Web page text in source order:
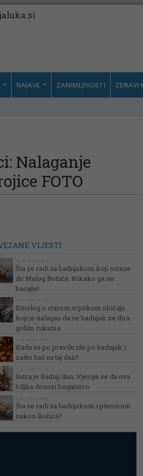
NAJAVE ZANIMLJIVOSTI ZDRAVI
Nalaganje
FOTO
VIJESTI
Šta se radi sa badnjakom koji ostane
do Malog Božića: Nikako ga ne
bacajte!
Etnolog o starom srpskom običaju
koji je nalagao da se badnjak ne dira
golim rukama
Kada se po pravilu ide po badnjak i
zašto baš na taj dan?
Sutra je Badnji dan: Vjeruje se da ova
biljka donosi bogatstvo
Šta se radi sa badnjakom i pšenicom
nakon Božića?